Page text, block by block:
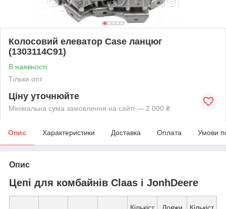
Колосовий елеватор Case ланцюг
(1303114С91)
В наявності
Тільки опт
Ціну уточнюйте
Мінімальна сума замовлення на сайті — 2 000 ₴
Опис Характеристики Доставка Оплата Умови
Опис
Цепі для комбайнів Claas і JonhDeere